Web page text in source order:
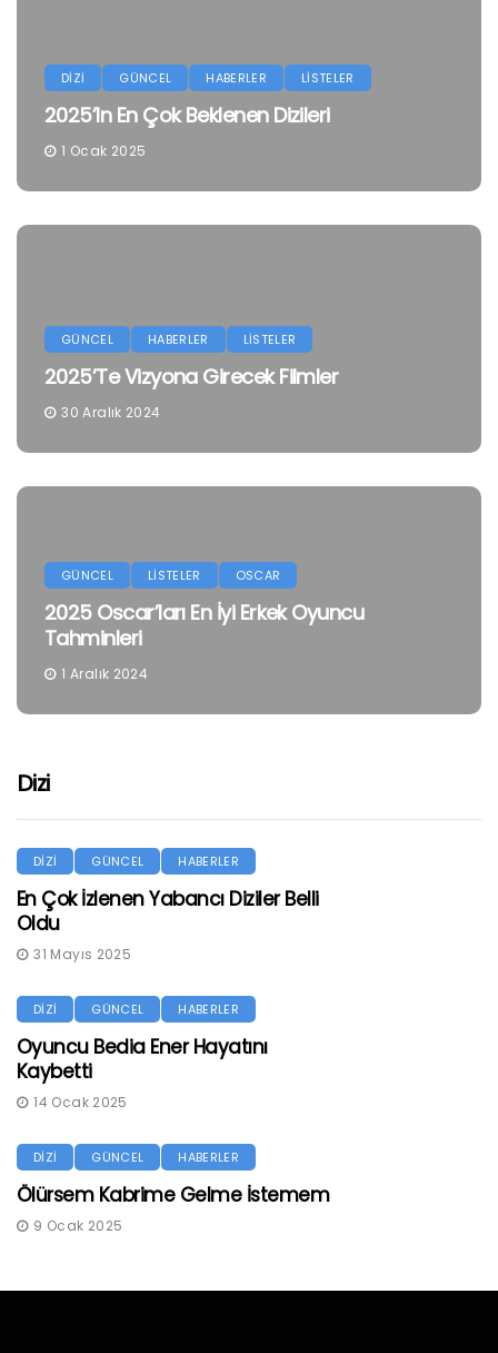
DİZİ GÜNCEL HABERLER LİSTELER
2025’in En Çok Beklenen Dizileri
1 Ocak 2025
GÜNCEL HABERLER LİSTELER
2025’te Vizyona Girecek Filmler
30 Aralık 2024
GÜNCEL LİSTELER OSCAR
2025 Oscar’ları En İyi Erkek Oyuncu
Tahminleri
1 Aralık 2024
Dizi
DİZİ GÜNCEL HABERLER
En Çok İzlenen Yabancı Diziler Belli
Oldu
31 Mayıs 2025
DİZİ GÜNCEL HABERLER
Oyuncu Bedia Ener Hayatını
Kaybetti
14 Ocak 2025
DİZİ GÜNCEL HABERLER
Ölürsem Kabrime Gelme İstemem
9 Ocak 2025